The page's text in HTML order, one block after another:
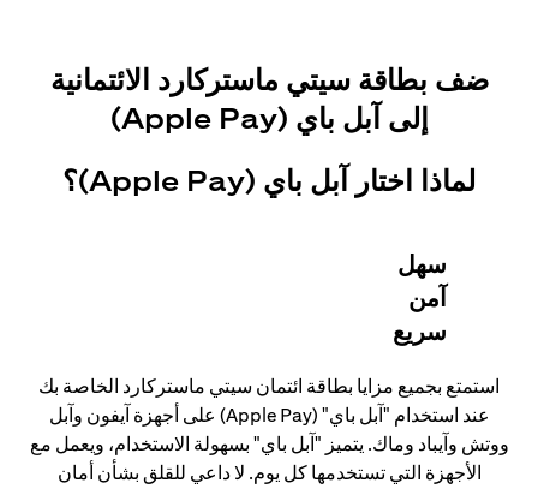
ضف بطاقة سيتي ماستركارد الائتمانية
إلى آبل باي (Apple Pay)
لماذا اختار آبل باي (Apple Pay)؟
سهل
آمن
سريع
استمتع بجميع مزايا بطاقة ائتمان سيتي ماستركارد الخاصة بك
عند استخدام "آبل باي" (Apple Pay) على أجهزة آيفون وآبل
ووتش وآيباد وماك. يتميز "آبل باي" بسهولة الاستخدام، ويعمل مع
الأجهزة التي تستخدمها كل يوم. لا داعي للقلق بشأن أمان